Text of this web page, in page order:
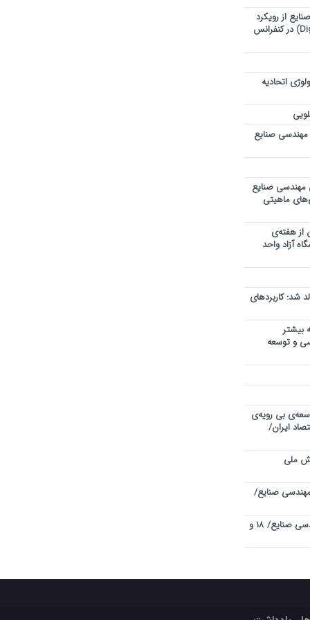
از رویکرد
تحول دیجیتال (Digital Transformation) در کنفرانس
اتحادیه
صنایع
مهندسی صنایع
ماهیتی
از هفته‌ی
آزاد واحد
شد: کاربردهای
بیشتر
و توسعه
بی رویه‌ی
ایران/
ملی
صنایع/
چهاردهمین کنفرانس بین المللی مهندسی صنایع/ ۱۸ و